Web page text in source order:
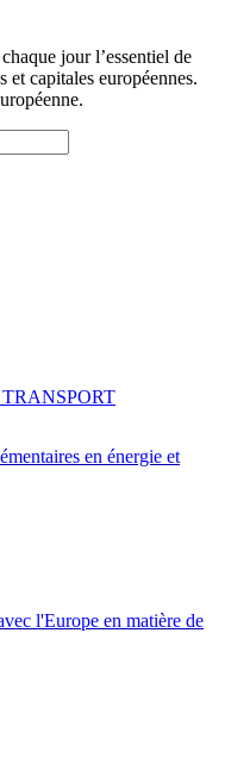
jour l’essentiel de
et capitales européennes.
en énergie et
l'Europe en matière de